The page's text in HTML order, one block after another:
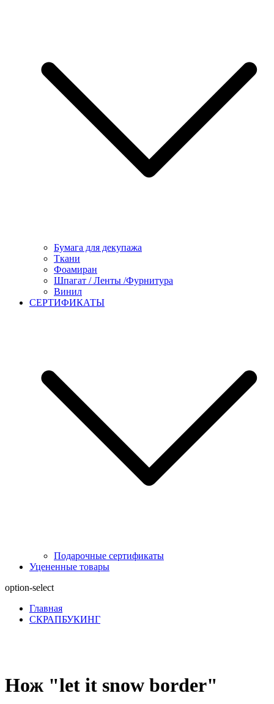
Бумага для декупажа
Ткани
Фоамиран
Шпагат / Ленты /Фурнитура
Винил
СЕРТИФИКАТЫ
Подарочные сертификаты
Уцененные товары
option-select
Главная
СКРАПБУКИНГ
Нож "let it snow border"